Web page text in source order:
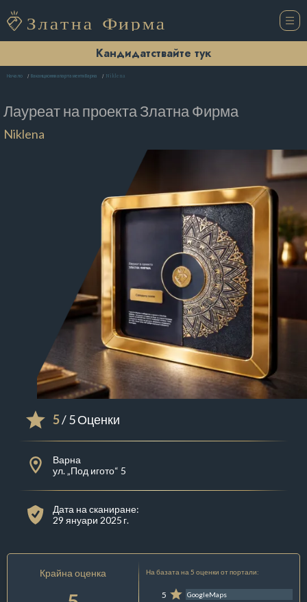
Кандидатствайте тук
Начало Ваканционни апартаменти Варна Niklena
Лауреат на проектаЗлатна Фирма
Niklena
5/ 5 Оценки
Варна
ул. „Под игото“ 5
Дата на сканиране:
29 януари 2025 г.
Крайна оценка На базата на 5 оценки от портали:
5 GoogleMaps